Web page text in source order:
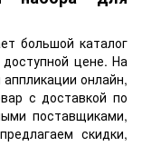
большой каталог
цене. На
онлайн,
с доставкой по
поставщиками,
скидки,